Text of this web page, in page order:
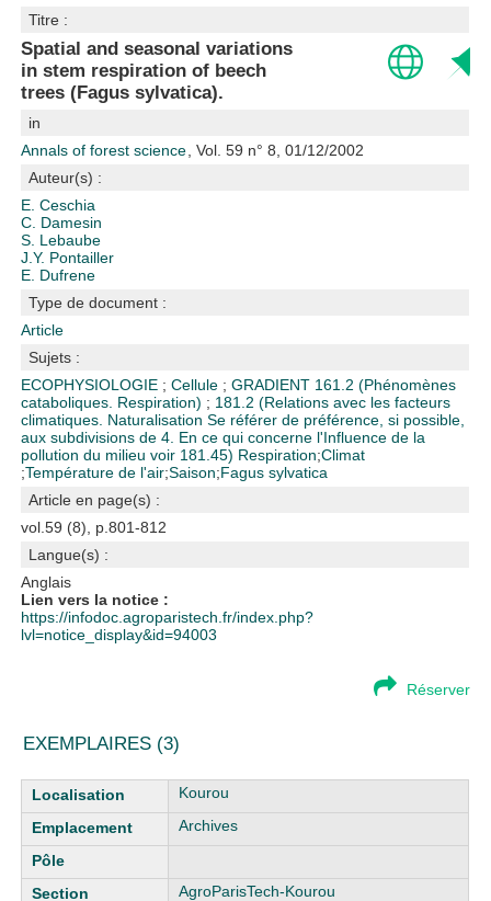
Titre :
Spatial and seasonal variations
in stem respiration of beech
trees (Fagus sylvatica).
in
Annals of forest science , Vol. 59 n° 8, 01/12/2002
Auteur(s) :
E. Ceschia
C. Damesin
S. Lebaube
J.Y. Pontailler
E. Dufrene
Type de document :
Article
Sujets :
ECOPHYSIOLOGIE ;Cellule ;GRADIENT 161.2 (Phénomènes
cataboliques. Respiration) ; 181.2 (Relations avec les facteurs
climatiques. Naturalisation Se référer de préférence, si possible,
aux subdivisions de 4. En ce qui concerne l'Influence de la
pollution du milieu voir 181.45) Respiration;Climat
;Température de l'air;Saison;Fagus sylvatica
Article en page(s) :
vol.59 (8), p.801-812
Langue(s) :
Anglais
Lien vers la notice :
https://infodoc.agroparistech.fr/index.php?
lvl=notice_display&id=94003
Réserver
EXEMPLAIRES (3)
Liste des exemplaires
Kourou
Archives
AgroParisTech-Kourou